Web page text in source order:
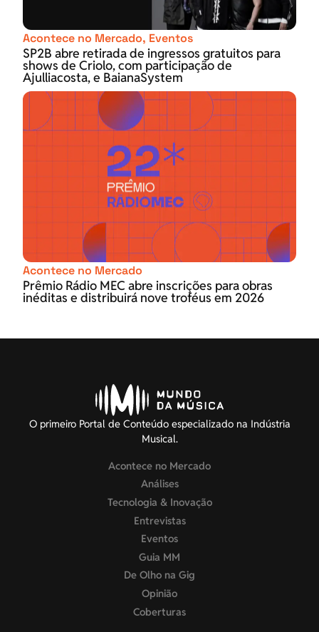
Acontece no Mercado, Eventos
SP2B abre retirada de ingressos gratuitos para
shows de Criolo, com participação de
Ajulliacosta, e BaianaSystem
Acontece no Mercado
Prêmio Rádio MEC abre inscrições para obras
inéditas e distribuirá nove troféus em 2026
O primeiro Portal de Conteúdo especializado na Indústria
Musical.
Acontece no Mercado
Análises
Tecnologia & Inovação
Entrevistas
Eventos
Guia MM
De Olho na Gig
Opinião
Coberturas